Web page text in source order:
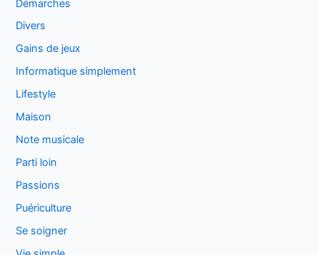
Démarches
Divers
Gains de jeux
Informatique simplement
Lifestyle
Maison
Note musicale
Parti loin
Passions
Puériculture
Se soigner